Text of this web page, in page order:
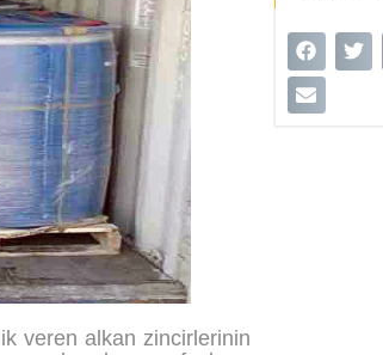
veren alkan zincirlerinin